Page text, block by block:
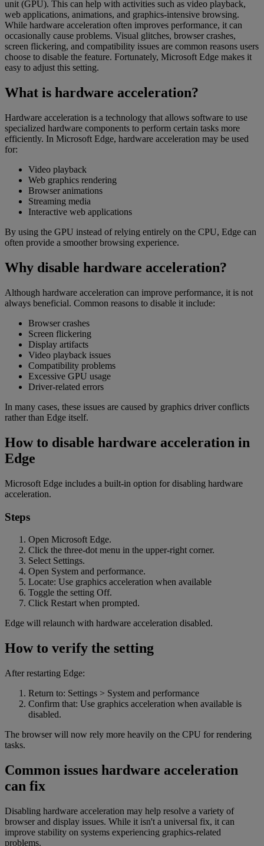
unit (GPU). This can help with activities such as video playback,
web applications, animations, and graphics-intensive browsing.
While hardware acceleration often improves performance, it can
occasionally cause problems. Visual glitches, browser crashes,
screen flickering, and compatibility issues are common reasons users
choose to disable the feature. Fortunately, Microsoft Edge makes it
easy to adjust this setting.
What is hardware acceleration?
Hardware acceleration is a technology that allows software to use
specialized hardware components to perform certain tasks more
efficiently. In Microsoft Edge, hardware acceleration may be used
for:
Video playback
Web graphics rendering
Browser animations
Streaming media
Interactive web applications
By using the GPU instead of relying entirely on the CPU, Edge can
often provide a smoother browsing experience.
Why disable hardware acceleration?
Although hardware acceleration can improve performance, it is not
always beneficial. Common reasons to disable it include:
Browser crashes
Screen flickering
Display artifacts
Video playback issues
Compatibility problems
Excessive GPU usage
Driver-related errors
In many cases, these issues are caused by graphics driver conflicts
rather than Edge itself.
How to disable hardware acceleration in
Edge
Microsoft Edge includes a built-in option for disabling hardware
acceleration.
Steps
Open Microsoft Edge.
Click the three-dot menu in the upper-right corner.
Select Settings.
Open System and performance.
Locate: Use graphics acceleration when available
Toggle the setting Off.
Click Restart when prompted.
Edge will relaunch with hardware acceleration disabled.
How to verify the setting
After restarting Edge:
Return to: Settings > System and performance
Confirm that: Use graphics acceleration when available is
disabled.
The browser will now rely more heavily on the CPU for rendering
tasks.
Common issues hardware acceleration
can fix
Disabling hardware acceleration may help resolve a variety of
browser and display issues. While it isn't a universal fix, it can
improve stability on systems experiencing graphics-related
problems.